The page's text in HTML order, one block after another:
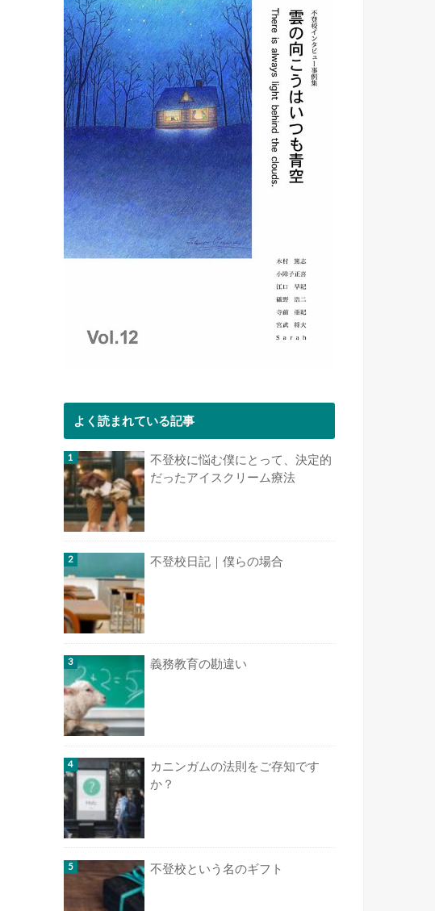
よく読まれている記事
不登校に悩む僕にとって、決定的
だったアイスクリーム療法
不登校日記｜僕らの場合
義務教育の勘違い
カニンガムの法則をご存知です
か？
不登校という名のギフト